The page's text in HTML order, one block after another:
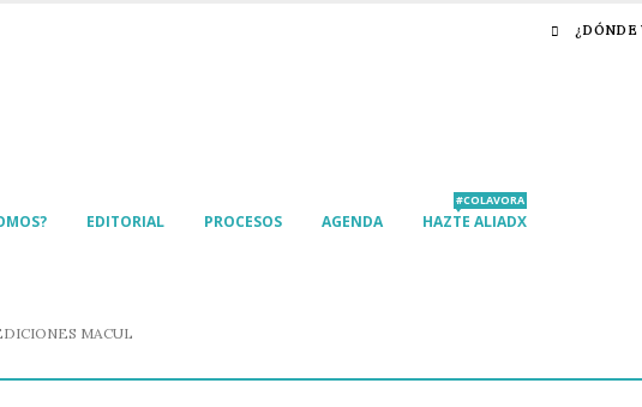
¿DÓNDE
EDITORIAL PROCESOS AGENDA HAZTE ALIADX
#COLAVORA
MACUL